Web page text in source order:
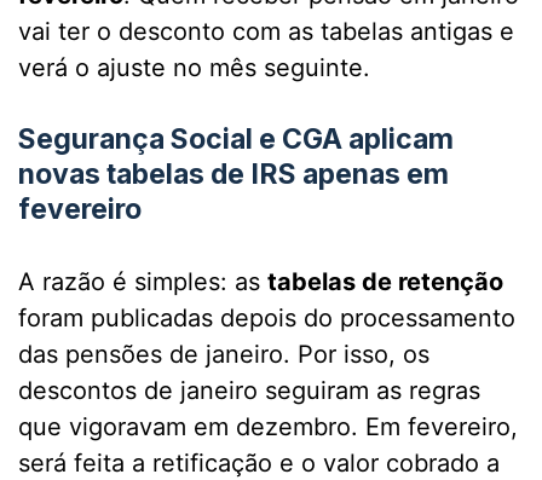
vai ter o desconto com as tabelas antigas e
verá o ajuste no mês seguinte.
Segurança Social e CGA aplicam
novas tabelas de IRS apenas em
fevereiro
A razão é simples: as tabelas de retenção
foram publicadas depois do processamento
das pensões de janeiro. Por isso, os
descontos de janeiro seguiram as regras
que vigoravam em dezembro. Em fevereiro,
será feita a retificação e o valor cobrado a